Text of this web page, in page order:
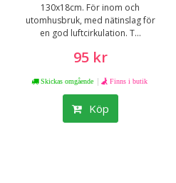
130x18cm. För inom och
utomhusbruk, med nätinslag för
en god luftcirkulation. T...
95 kr
Skickas omgående | Finns i butik
Köp